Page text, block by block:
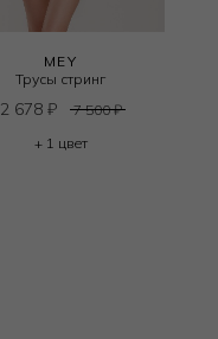
MEY
Трусы стринг
2 678 ₽ 7 500₽
+ 1 цвет